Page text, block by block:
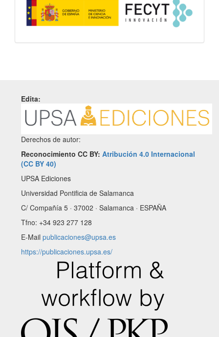
Edita:
Derechos de autor:
Reconocimiento CC BY: Atribución 4.0 Internacional
(CC BY 40)
UPSA Ediciones
Universidad Pontificia de Salamanca
C/ Compañía 5 · 37002 · Salamanca · ESPAÑA
Tfno: +34 923 277 128
E-Mail publicaciones@upsa.es
https://publicaciones.upsa.es/